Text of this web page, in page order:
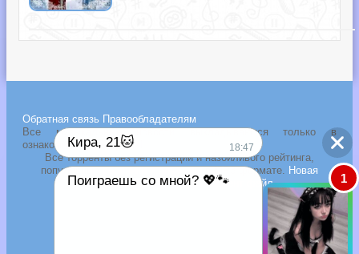
Обратная связь Правообладателям
Все музыкальные новости выкладываются только в
ознакомительных целях!
Все торренты без регистрации и назойливого рейтинга,
популярныесборники и альбомыв MP3 формате. Новая
музыка 2026 года через торрент файл
Кира, 21🐱 18:47
Поиграешь со мной? 💖🐾 1